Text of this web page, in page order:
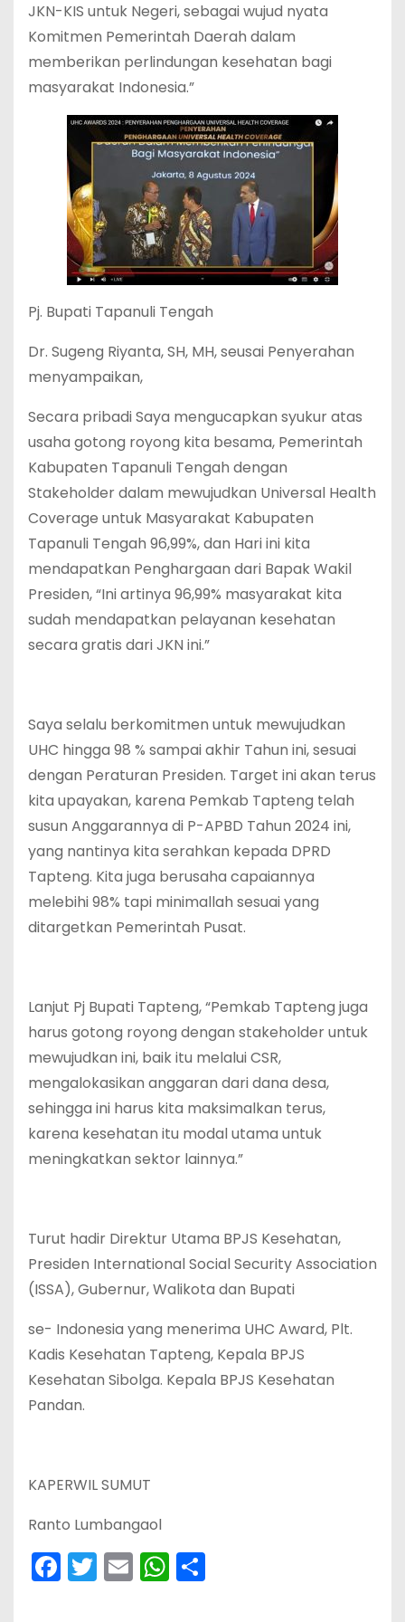
JKN-KIS untuk Negeri, sebagai wujud nyata
Komitmen Pemerintah Daerah dalam
memberikan perlindungan kesehatan bagi
masyarakat Indonesia.”
Pj. Bupati Tapanuli Tengah
Dr. Sugeng Riyanta, SH, MH, seusai Penyerahan
menyampaikan,
Secara pribadi Saya mengucapkan syukur atas
usaha gotong royong kita besama, Pemerintah
Kabupaten Tapanuli Tengah dengan
Stakeholder dalam mewujudkan Universal Health
Coverage untuk Masyarakat Kabupaten
Tapanuli Tengah 96,99%, dan Hari ini kita
mendapatkan Penghargaan dari Bapak Wakil
Presiden, “Ini artinya 96,99% masyarakat kita
sudah mendapatkan pelayanan kesehatan
secara gratis dari JKN ini.”
Saya selalu berkomitmen untuk mewujudkan
UHC hingga 98 % sampai akhir Tahun ini, sesuai
dengan Peraturan Presiden. Target ini akan terus
kita upayakan, karena Pemkab Tapteng telah
susun Anggarannya di P-APBD Tahun 2024 ini,
yang nantinya kita serahkan kepada DPRD
Tapteng. Kita juga berusaha capaiannya
melebihi 98% tapi minimallah sesuai yang
ditargetkan Pemerintah Pusat.
Lanjut Pj Bupati Tapteng, “Pemkab Tapteng juga
harus gotong royong dengan stakeholder untuk
mewujudkan ini, baik itu melalui CSR,
mengalokasikan anggaran dari dana desa,
sehingga ini harus kita maksimalkan terus,
karena kesehatan itu modal utama untuk
meningkatkan sektor lainnya.”
Turut hadir Direktur Utama BPJS Kesehatan,
Presiden International Social Security Association
(ISSA), Gubernur, Walikota dan Bupati
se- Indonesia yang menerima UHC Award, Plt.
Kadis Kesehatan Tapteng, Kepala BPJS
Kesehatan Sibolga. Kepala BPJS Kesehatan
Pandan.
KAPERWIL SUMUT
Ranto Lumbangaol
F
a
T
w
E
m
W
h